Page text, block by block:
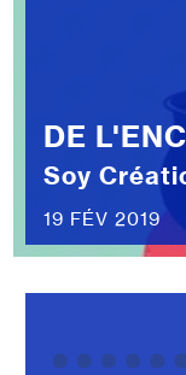
DE
Soy
19 FÉV 2019